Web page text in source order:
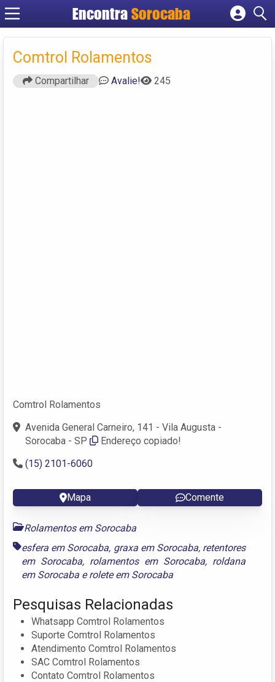
EncontraSorocaba
Cadastrar empresa
Criar conta
Comtrol Rolamentos
Compartilhar Avalie! 245
Comtrol Rolamentos
Avenida General Carneiro, 141 - Vila Augusta -
Sorocaba - SP
Endereço copiado!
(15) 2101-6060
Mapa Comente
Rolamentos em Sorocaba
esfera em Sorocaba, graxa em Sorocaba, retentores
em Sorocaba, rolamentos em Sorocaba, roldana
em Sorocaba erolete em Sorocaba
Pesquisas Relacionadas
Whatsapp Comtrol Rolamentos
Suporte Comtrol Rolamentos
Atendimento Comtrol Rolamentos
SAC Comtrol Rolamentos
Contato Comtrol Rolamentos